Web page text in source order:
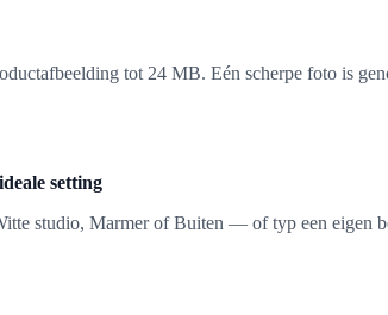
tot 24 MB. Eén scherpe foto is
setting
studio, Marmer of Buiten — of typ een eigen